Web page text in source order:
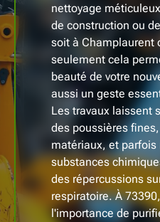
nettoyage
de construction ou
soit à Champlaurent
seulement cela
beauté de votre
aussi un geste
Les travaux laissent
des poussières
matériaux, et parfois
substances
des répercussions
respiratoire. À
l'importance de